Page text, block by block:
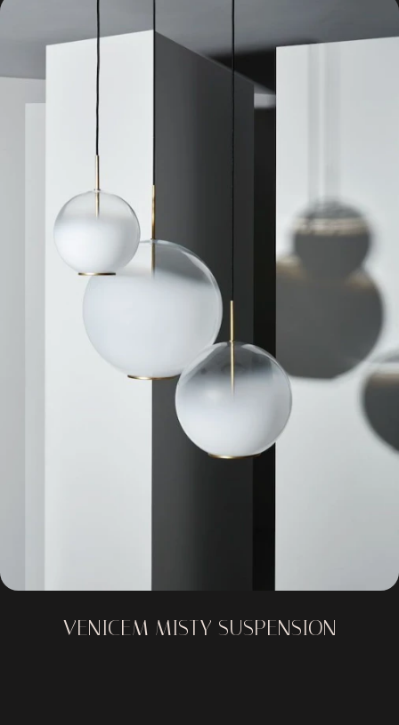
VENICEM MISTY SUSPENSION